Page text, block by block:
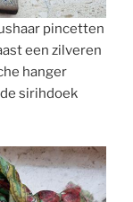
pincetten
een zilveren
hanger
sirihdoek